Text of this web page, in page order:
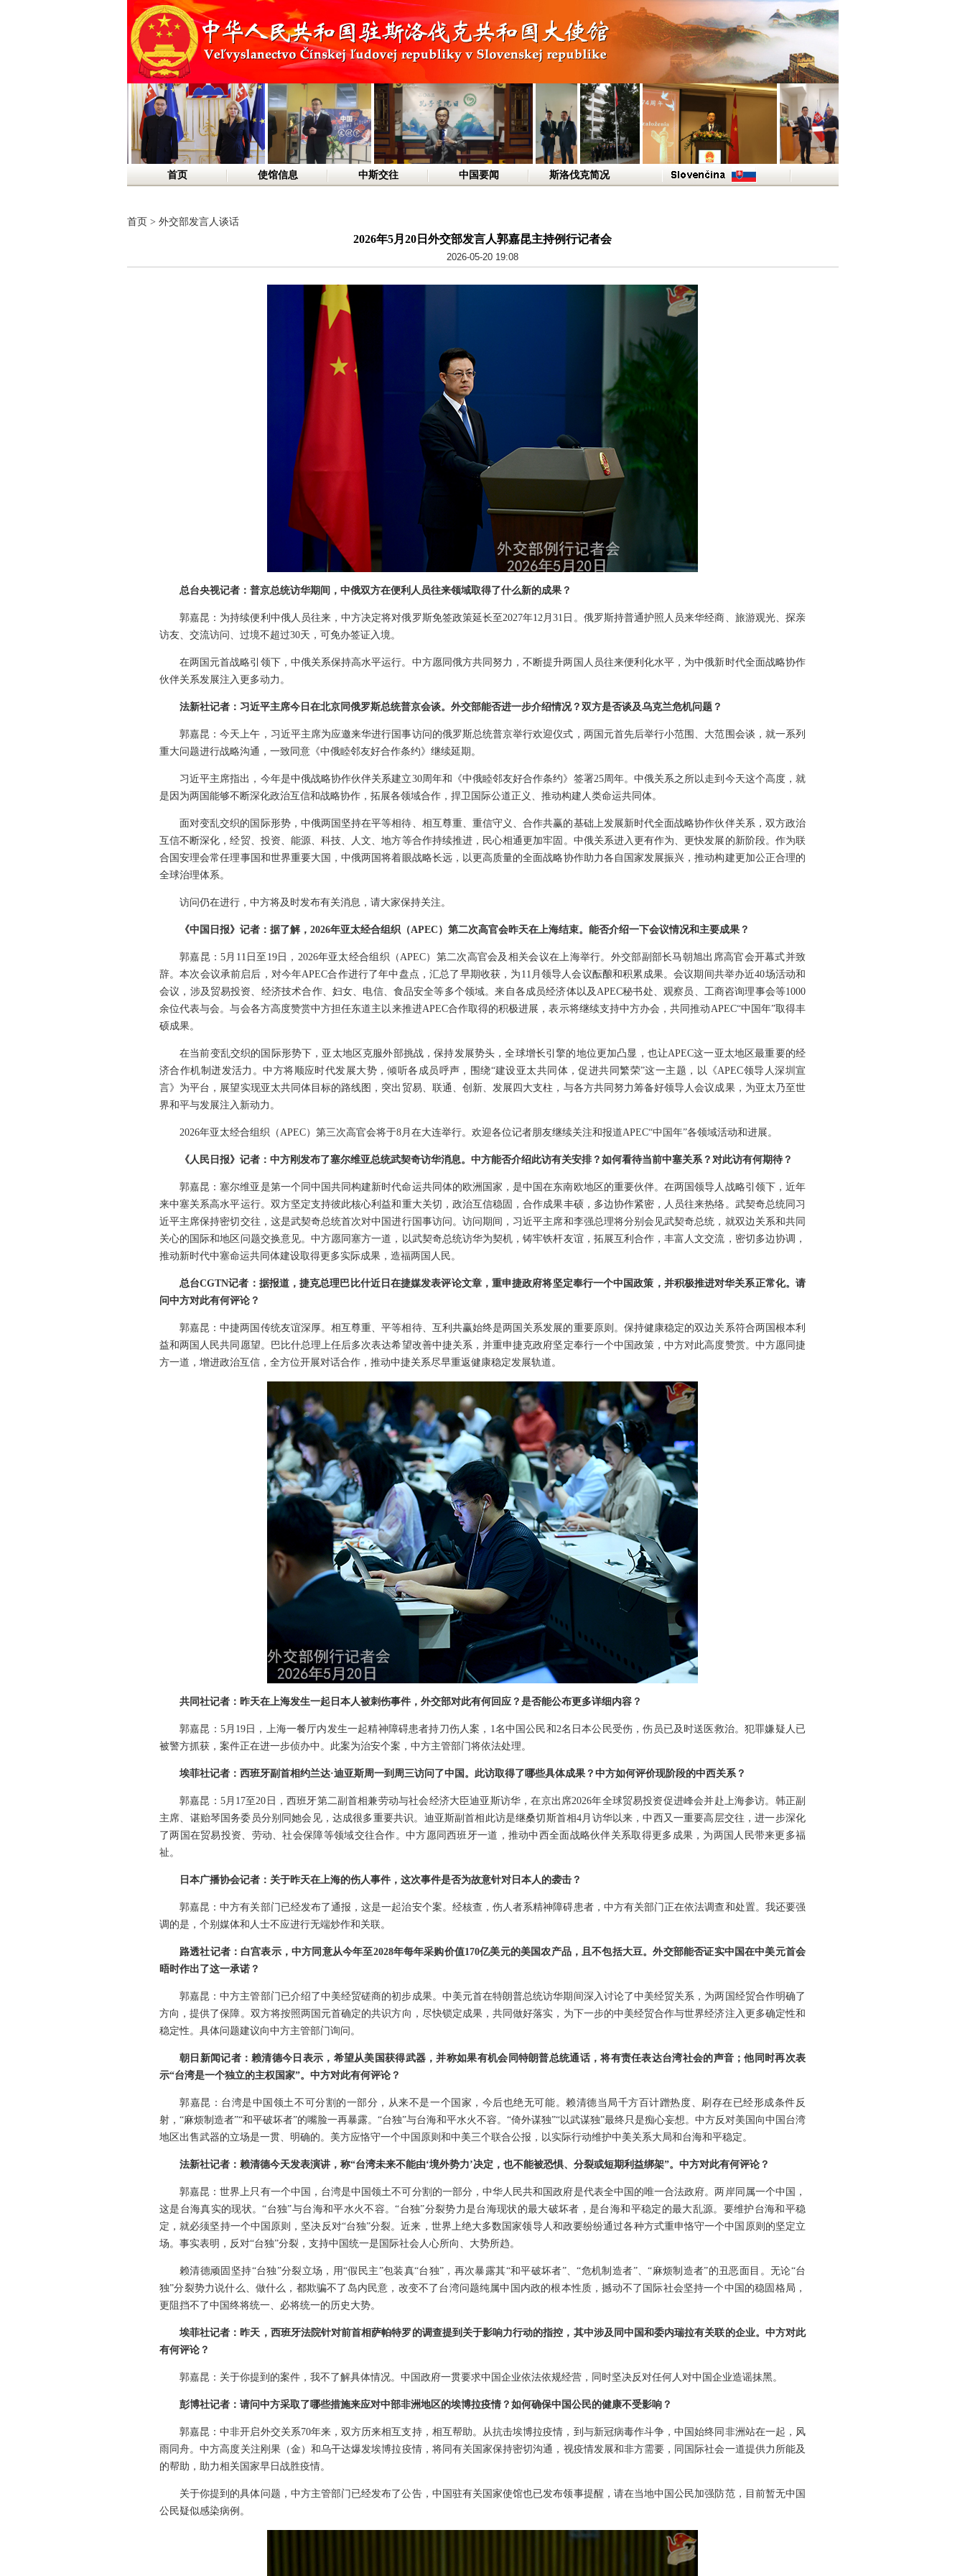
首页 使馆信息 中斯交往 中国要闻 斯洛伐克简况
首页 > 外交部发言人谈话
2026年5月20日外交部发言人郭嘉昆主持例行记者会
2026-05-20 19:08
总台央视记者：普京总统访华期间，中俄双方在便利人员往来领域取得了什么新的成果？
郭嘉昆：为持续便利中俄人员往来，中方决定将对俄罗斯免签政策延长至2027年12月31日。俄罗斯持普通护照人员来华经商、旅游观光、探亲
访友、交流访问、过境不超过30天，可免办签证入境。
在两国元首战略引领下，中俄关系保持高水平运行。中方愿同俄方共同努力，不断提升两国人员往来便利化水平，为中俄新时代全面战略协作
伙伴关系发展注入更多动力。
法新社记者：习近平主席今日在北京同俄罗斯总统普京会谈。外交部能否进一步介绍情况？双方是否谈及乌克兰危机问题？
郭嘉昆：今天上午，习近平主席为应邀来华进行国事访问的俄罗斯总统普京举行欢迎仪式，两国元首先后举行小范围、大范围会谈，就一系列
重大问题进行战略沟通，一致同意《中俄睦邻友好合作条约》继续延期。
习近平主席指出，今年是中俄战略协作伙伴关系建立30周年和《中俄睦邻友好合作条约》签署25周年。中俄关系之所以走到今天这个高度，就
是因为两国能够不断深化政治互信和战略协作，拓展各领域合作，捍卫国际公道正义、推动构建人类命运共同体。
面对变乱交织的国际形势，中俄两国坚持在平等相待、相互尊重、重信守义、合作共赢的基础上发展新时代全面战略协作伙伴关系，双方政治
互信不断深化，经贸、投资、能源、科技、人文、地方等合作持续推进，民心相通更加牢固。中俄关系进入更有作为、更快发展的新阶段。作为联
合国安理会常任理事国和世界重要大国，中俄两国将着眼战略长远，以更高质量的全面战略协作助力各自国家发展振兴，推动构建更加公正合理的
全球治理体系。
访问仍在进行，中方将及时发布有关消息，请大家保持关注。
《中国日报》记者：据了解，2026年亚太经合组织（APEC）第二次高官会昨天在上海结束。能否介绍一下会议情况和主要成果？
郭嘉昆：5月11日至19日，2026年亚太经合组织（APEC）第二次高官会及相关会议在上海举行。外交部副部长马朝旭出席高官会开幕式并致
辞。本次会议承前启后，对今年APEC合作进行了年中盘点，汇总了早期收获，为11月领导人会议酝酿和积累成果。会议期间共举办近40场活动和
会议，涉及贸易投资、经济技术合作、妇女、电信、食品安全等多个领域。来自各成员经济体以及APEC秘书处、观察员、工商咨询理事会等1000
余位代表与会。与会各方高度赞赏中方担任东道主以来推进APEC合作取得的积极进展，表示将继续支持中方办会，共同推动APEC“中国年”取得丰
硕成果。
在当前变乱交织的国际形势下，亚太地区克服外部挑战，保持发展势头，全球增长引擎的地位更加凸显，也让APEC这一亚太地区最重要的经
济合作机制迸发活力。中方将顺应时代发展大势，倾听各成员呼声，围绕“建设亚太共同体，促进共同繁荣”这一主题，以《APEC领导人深圳宣
言》为平台，展望实现亚太共同体目标的路线图，突出贸易、联通、创新、发展四大支柱，与各方共同努力筹备好领导人会议成果，为亚太乃至世
界和平与发展注入新动力。
2026年亚太经合组织（APEC）第三次高官会将于8月在大连举行。欢迎各位记者朋友继续关注和报道APEC“中国年”各领域活动和进展。
《人民日报》记者：中方刚发布了塞尔维亚总统武契奇访华消息。中方能否介绍此访有关安排？如何看待当前中塞关系？对此访有何期待？
郭嘉昆：塞尔维亚是第一个同中国共同构建新时代命运共同体的欧洲国家，是中国在东南欧地区的重要伙伴。在两国领导人战略引领下，近年
来中塞关系高水平运行。双方坚定支持彼此核心利益和重大关切，政治互信稳固，合作成果丰硕，多边协作紧密，人员往来热络。武契奇总统同习
近平主席保持密切交往，这是武契奇总统首次对中国进行国事访问。访问期间，习近平主席和李强总理将分别会见武契奇总统，就双边关系和共同
关心的国际和地区问题交换意见。中方愿同塞方一道，以武契奇总统访华为契机，铸牢铁杆友谊，拓展互利合作，丰富人文交流，密切多边协调，
推动新时代中塞命运共同体建设取得更多实际成果，造福两国人民。
总台CGTN记者：据报道，捷克总理巴比什近日在捷媒发表评论文章，重申捷政府将坚定奉行一个中国政策，并积极推进对华关系正常化。请
问中方对此有何评论？
郭嘉昆：中捷两国传统友谊深厚。相互尊重、平等相待、互利共赢始终是两国关系发展的重要原则。保持健康稳定的双边关系符合两国根本利
益和两国人民共同愿望。巴比什总理上任后多次表达希望改善中捷关系，并重申捷克政府坚定奉行一个中国政策，中方对此高度赞赏。中方愿同捷
方一道，增进政治互信，全方位开展对话合作，推动中捷关系尽早重返健康稳定发展轨道。
共同社记者：昨天在上海发生一起日本人被刺伤事件，外交部对此有何回应？是否能公布更多详细内容？
郭嘉昆：5月19日，上海一餐厅内发生一起精神障碍患者持刀伤人案，1名中国公民和2名日本公民受伤，伤员已及时送医救治。犯罪嫌疑人已
被警方抓获，案件正在进一步侦办中。此案为治安个案，中方主管部门将依法处理。
埃菲社记者：西班牙副首相约兰达·迪亚斯周一到周三访问了中国。此访取得了哪些具体成果？中方如何评价现阶段的中西关系？
郭嘉昆：5月17至20日，西班牙第二副首相兼劳动与社会经济大臣迪亚斯访华，在京出席2026年全球贸易投资促进峰会并赴上海参访。韩正副
主席、谌贻琴国务委员分别同她会见，达成很多重要共识。迪亚斯副首相此访是继桑切斯首相4月访华以来，中西又一重要高层交往，进一步深化
了两国在贸易投资、劳动、社会保障等领域交往合作。中方愿同西班牙一道，推动中西全面战略伙伴关系取得更多成果，为两国人民带来更多福
祉。
日本广播协会记者：关于昨天在上海的伤人事件，这次事件是否为故意针对日本人的袭击？
郭嘉昆：中方有关部门已经发布了通报，这是一起治安个案。经核查，伤人者系精神障碍患者，中方有关部门正在依法调查和处置。我还要强
调的是，个别媒体和人士不应进行无端炒作和关联。
路透社记者：白宫表示，中方同意从今年至2028年每年采购价值170亿美元的美国农产品，且不包括大豆。外交部能否证实中国在中美元首会
晤时作出了这一承诺？
郭嘉昆：中方主管部门已介绍了中美经贸磋商的初步成果。中美元首在特朗普总统访华期间深入讨论了中美经贸关系，为两国经贸合作明确了
方向，提供了保障。双方将按照两国元首确定的共识方向，尽快锁定成果，共同做好落实，为下一步的中美经贸合作与世界经济注入更多确定性和
稳定性。具体问题建议向中方主管部门询问。
朝日新闻记者：赖清德今日表示，希望从美国获得武器，并称如果有机会同特朗普总统通话，将有责任表达台湾社会的声音；他同时再次表
示“台湾是一个独立的主权国家”。中方对此有何评论？
郭嘉昆：台湾是中国领土不可分割的一部分，从来不是一个国家，今后也绝无可能。赖清德当局千方百计蹭热度、刷存在已经形成条件反
射，“麻烦制造者”“和平破坏者”的嘴脸一再暴露。“台独”与台海和平水火不容。“倚外谋独”“以武谋独”最终只是痴心妄想。中方反对美国向中国台湾
地区出售武器的立场是一贯、明确的。美方应恪守一个中国原则和中美三个联合公报，以实际行动维护中美关系大局和台海和平稳定。
法新社记者：赖清德今天发表演讲，称“台湾未来不能由‘境外势力’决定，也不能被恐惧、分裂或短期利益绑架”。中方对此有何评论？
郭嘉昆：世界上只有一个中国，台湾是中国领土不可分割的一部分，中华人民共和国政府是代表全中国的唯一合法政府。两岸同属一个中国，
这是台海真实的现状。“台独”与台海和平水火不容。“台独”分裂势力是台海现状的最大破坏者，是台海和平稳定的最大乱源。要维护台海和平稳
定，就必须坚持一个中国原则，坚决反对“台独”分裂。近来，世界上绝大多数国家领导人和政要纷纷通过各种方式重申恪守一个中国原则的坚定立
场。事实表明，反对“台独”分裂，支持中国统一是国际社会人心所向、大势所趋。
赖清德顽固坚持“台独”分裂立场，用“假民主”包装真“台独”，再次暴露其“和平破坏者”、“危机制造者”、“麻烦制造者”的丑恶面目。无论“台
独”分裂势力说什么、做什么，都欺骗不了岛内民意，改变不了台湾问题纯属中国内政的根本性质，撼动不了国际社会坚持一个中国的稳固格局，
更阻挡不了中国终将统一、必将统一的历史大势。
埃菲社记者：昨天，西班牙法院针对前首相萨帕特罗的调查提到关于影响力行动的指控，其中涉及同中国和委内瑞拉有关联的企业。中方对此
有何评论？
郭嘉昆：关于你提到的案件，我不了解具体情况。中国政府一贯要求中国企业依法依规经营，同时坚决反对任何人对中国企业造谣抹黑。
彭博社记者：请问中方采取了哪些措施来应对中部非洲地区的埃博拉疫情？如何确保中国公民的健康不受影响？
郭嘉昆：中非开启外交关系70年来，双方历来相互支持，相互帮助。从抗击埃博拉疫情，到与新冠病毒作斗争，中国始终同非洲站在一起，风
雨同舟。中方高度关注刚果（金）和乌干达爆发埃博拉疫情，将同有关国家保持密切沟通，视疫情发展和非方需要，同国际社会一道提供力所能及
的帮助，助力相关国家早日战胜疫情。
关于你提到的具体问题，中方主管部门已经发布了公告，中国驻有关国家使馆也已发布领事提醒，请在当地中国公民加强防范，目前暂无中国
公民疑似感染病例。